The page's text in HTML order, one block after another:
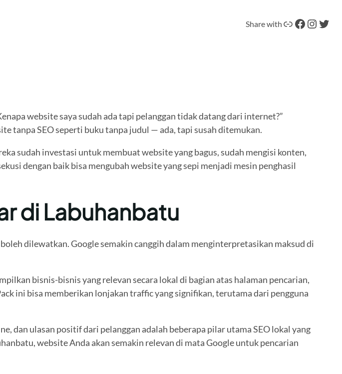
Share with Tautan Facebook Instagram Twitter
website saya sudah ada tapi pelanggan tidak datang dari internet?”
tanpa SEO seperti buku tanpa judul — ada, tapi susah ditemukan.
sudah investasi untuk membuat website yang bagus, sudah mengisi konten,
dengan baik bisa mengubah website yang sepi menjadi mesin penghasil
di Labuhanbatu
dilewatkan. Google semakin canggih dalam menginterpretasikan maksud di
bisnis-bisnis yang relevan secara lokal di bagian atas halaman pencarian,
ini bisa memberikan lonjakan traffic yang signifikan, terutama dari pengguna
dan ulasan positif dari pelanggan adalah beberapa pilar utama SEO lokal yang
website Anda akan semakin relevan di mata Google untuk pencarian